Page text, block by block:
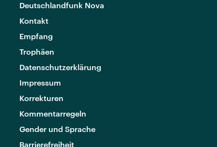
Deutschlandfunk Nova
Kontakt
Empfang
Trophäen
Datenschutzerklärung
Impressum
Korrekturen
Kommentarregeln
Gender und Sprache
Barrierefreiheit